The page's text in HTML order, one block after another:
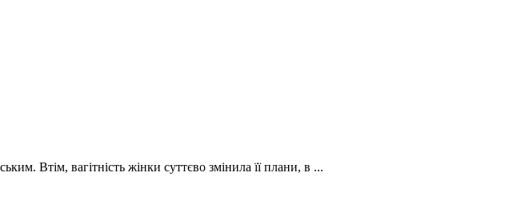
Втім, вагітність жінки суттєво змінила її плани, в ...